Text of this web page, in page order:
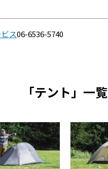
ス06-6536-5740
「テント」一覧